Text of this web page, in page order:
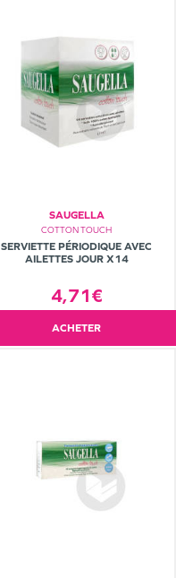
SAUGELLA
COTTON TOUCH
SERVIETTE PÉRIODIQUE AVEC
AILETTES JOUR X14
4,71€
ACHETER